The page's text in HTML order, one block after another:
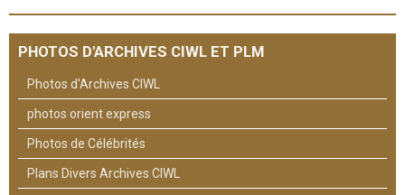
PHOTOS D'ARCHIVES CIWL ET PLM
Photos d'Archives CIWL
photos orient express
Photos de Célébrités
Plans Divers Archives CIWL